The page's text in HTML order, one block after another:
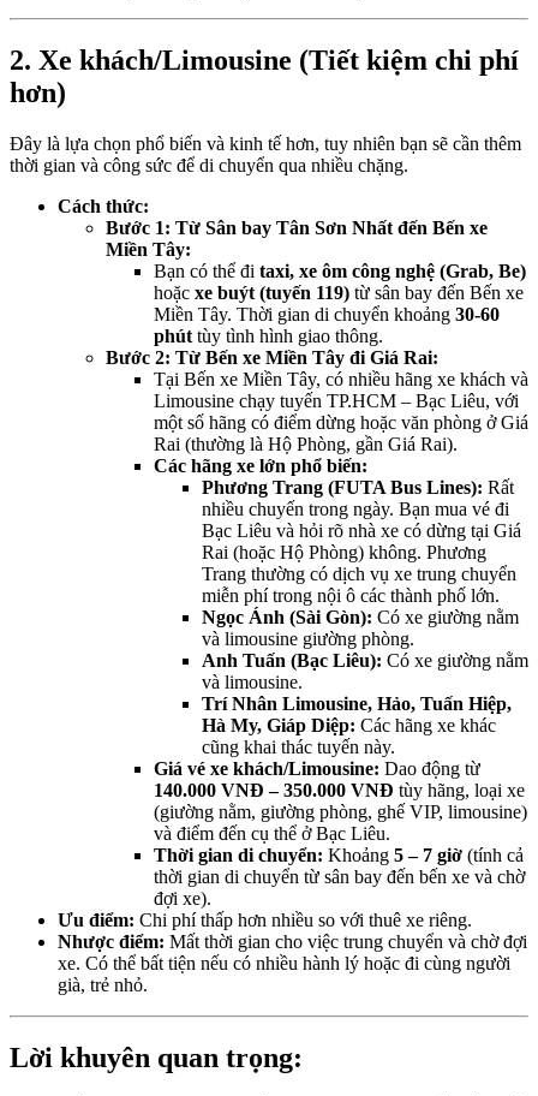
2. Xe khách/Limousine (Tiết kiệm chi phí
hơn)
Đây là lựa chọn phổ biến và kinh tế hơn, tuy nhiên bạn sẽ cần thêm
thời gian và công sức để di chuyển qua nhiều chặng.
Cách thức:
Bước 1: Từ Sân bay Tân Sơn Nhất đến Bến xe
Miền Tây:
Bạn có thể đi taxi, xe ôm công nghệ (Grab, Be)
hoặc xe buýt (tuyến 119) từ sân bay đến Bến xe
Miền Tây. Thời gian di chuyển khoảng 30-60
phút tùy tình hình giao thông.
Bước 2: Từ Bến xe Miền Tây đi Giá Rai:
Tại Bến xe Miền Tây, có nhiều hãng xe khách và
Limousine chạy tuyến TP.HCM – Bạc Liêu, với
một số hãng có điểm dừng hoặc văn phòng ở Giá
Rai (thường là Hộ Phòng, gần Giá Rai).
Các hãng xe lớn phổ biến:
Phương Trang (FUTA Bus Lines): Rất
nhiều chuyến trong ngày. Bạn mua vé đi
Bạc Liêu và hỏi rõ nhà xe có dừng tại Giá
Rai (hoặc Hộ Phòng) không. Phương
Trang thường có dịch vụ xe trung chuyển
miễn phí trong nội ô các thành phố lớn.
Ngọc Ánh (Sài Gòn): Có xe giường nằm
và limousine giường phòng.
Anh Tuấn (Bạc Liêu): Có xe giường nằm
và limousine.
Trí Nhân Limousine, Hảo, Tuấn Hiệp,
Hà My, Giáp Diệp: Các hãng xe khác
cũng khai thác tuyến này.
Giá vé xe khách/Limousine: Dao động từ
140.000 VNĐ – 350.000 VNĐ tùy hãng, loại xe
(giường nằm, giường phòng, ghế VIP, limousine)
và điểm đến cụ thể ở Bạc Liêu.
Thời gian di chuyển: Khoảng 5 – 7 giờ (tính cả
thời gian di chuyển từ sân bay đến bến xe và chờ
đợi xe).
Ưu điểm: Chi phí thấp hơn nhiều so với thuê xe riêng.
Nhược điểm: Mất thời gian cho việc trung chuyển và chờ đợi
xe. Có thể bất tiện nếu có nhiều hành lý hoặc đi cùng người
già, trẻ nhỏ.
Lời khuyên quan trọng: